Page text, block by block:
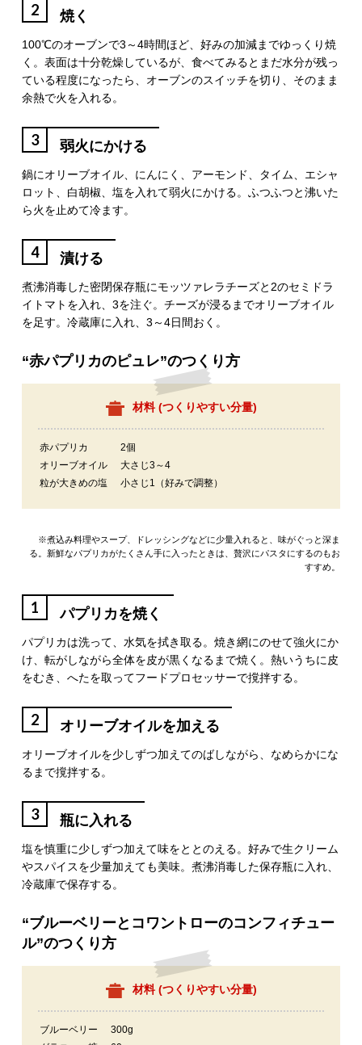
2 焼く
100℃のオーブンで3～4時間ほど、好みの加減までゆっくり焼
く。表面は十分乾燥しているが、食べてみるとまだ水分が残っ
ている程度になったら、オーブンのスイッチを切り、そのまま
余熱で火を入れる。
3 弱火にかける
鍋にオリーブオイル、にんにく、アーモンド、タイム、エシャ
ロット、白胡椒、塩を入れて弱火にかける。ふつふつと沸いた
ら火を止めて冷ます。
4 漬ける
煮沸消毒した密閉保存瓶にモッツァレラチーズと2のセミドラ
イトマトを入れ、3を注ぐ。チーズが浸るまでオリーブオイル
を足す。冷蔵庫に入れ、3～4日間おく。
“赤パプリカのピュレ”のつくり方
材料 (つくりやすい分量)
赤パプリカ
2個
オリーブオイル
大さじ3～4
粒が大きめの塩
小さじ1（好みで調整）
※煮込み料理やスープ、ドレッシングなどに少量入れると、味がぐっと深ま
る。新鮮なパプリカがたくさん手に入ったときは、贅沢にパスタにするのもお
すすめ。
1 パプリカを焼く
パプリカは洗って、水気を拭き取る。焼き網にのせて強火にか
け、転がしながら全体を皮が黒くなるまで焼く。熱いうちに皮
をむき、へたを取ってフードプロセッサーで撹拌する。
2 オリーブオイルを加える
オリーブオイルを少しずつ加えてのばしながら、なめらかにな
るまで撹拌する。
3 瓶に入れる
塩を慎重に少しずつ加えて味をととのえる。好みで生クリーム
やスパイスを少量加えても美味。煮沸消毒した保存瓶に入れ、
冷蔵庫で保存する。
“ブルーベリーとコワントローのコンフィチュー
ル”のつくり方
材料 (つくりやすい分量)
ブルーベリー
300g